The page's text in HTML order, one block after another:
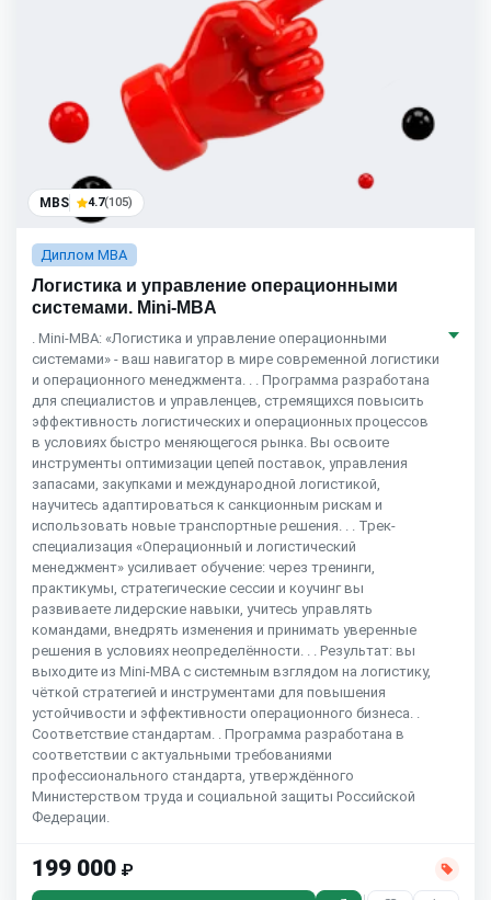
MBS 4.7(105)
Диплом MBA
Логистика и управление операционными
системами. Mini-MBA
. Mini-MBA: «Логистика и управление операционными
системами» - ваш навигатор в мире современной логистики
и операционного менеджмента. . . Программа разработана
для специалистов и управленцев, стремящихся повысить
эффективность логистических и операционных процессов
в условиях быстро меняющегося рынка. Вы освоите
инструменты оптимизации цепей поставок, управления
запасами, закупками и международной логистикой,
научитесь адаптироваться к санкционным рискам и
использовать новые транспортные решения. . . Трек-
специализация «Операционный и логистический
менеджмент» усиливает обучение: через тренинги,
практикумы, стратегические сессии и коучинг вы
развиваете лидерские навыки, учитесь управлять
командами, внедрять изменения и принимать уверенные
решения в условиях неопределённости. . . Результат: вы
выходите из Mini-MBA с системным взглядом на логистику,
чёткой стратегией и инструментами для повышения
устойчивости и эффективности операционного бизнеса. .
Соответствие стандартам. . Программа разработана в
соответствии с актуальными требованиями
профессионального стандарта, утверждённого
Министерством труда и социальной защиты Российской
Федерации.
199 000 ₽